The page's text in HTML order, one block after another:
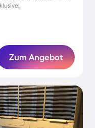
Zum Angebot